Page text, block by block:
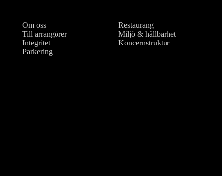
Om oss
Till arrangörer
Integritet
Parkering
Restaurang
Miljö & hållbarhet
Koncernstruktur